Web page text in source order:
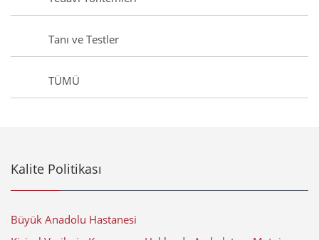
Tanı ve Testler
TÜMÜ
Kalite Politikası
Büyük Anadolu Hastanesi